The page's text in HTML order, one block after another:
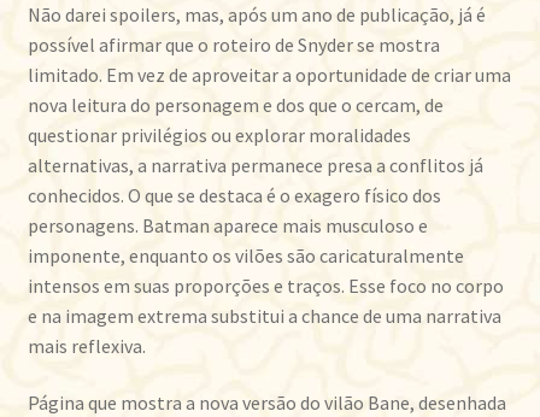
Não darei spoilers, mas, após um ano de publicação, já é
possível afirmar que o roteiro de Snyder se mostra
limitado. Em vez de aproveitar a oportunidade de criar uma
nova leitura do personagem e dos que o cercam, de
questionar privilégios ou explorar moralidades
alternativas, a narrativa permanece presa a conflitos já
conhecidos. O que se destaca é o exagero físico dos
personagens. Batman aparece mais musculoso e
imponente, enquanto os vilões são caricaturalmente
intensos em suas proporções e traços. Esse foco no corpo
e na imagem extrema substitui a chance de uma narrativa
mais reflexiva.
Página que mostra a nova versão do vilão Bane, desenhada